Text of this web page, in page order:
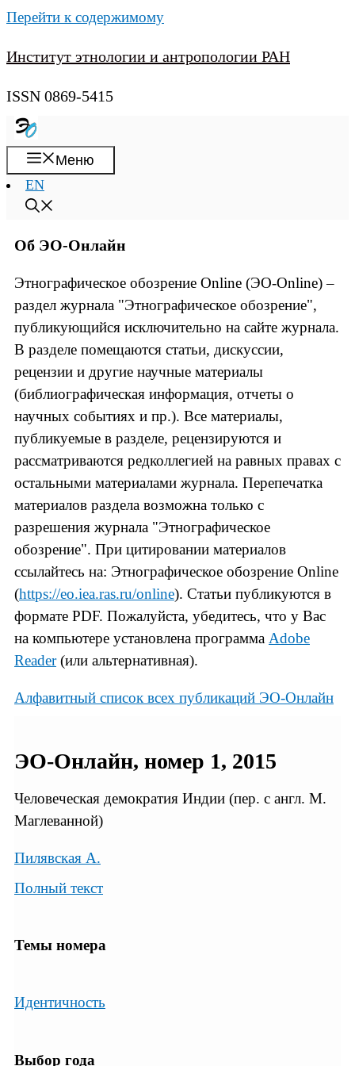
Перейти к содержимому
Институт этнологии и антропологии РАН
ISSN 0869-5415
Меню
EN
Об ЭО-Онлайн
Этнографическое обозрение Online (ЭО-Online) –
раздел журнала "Этнографическое обозрение",
публикующийся исключительно на сайте журнала.
В разделе помещаются статьи, дискуссии,
рецензии и другие научные материалы
(библиографическая информация, отчеты о
научных событиях и пр.). Все материалы,
публикуемые в разделе, рецензируются и
рассматриваются редколлегией на равных правах с
остальными материалами журнала. Перепечатка
материалов раздела возможна только с
разрешения журнала "Этнографическое
обозрение". При цитировании материалов
ссылайтесь на: Этнографическое обозрение Online
(https://eo.iea.ras.ru/online). Статьи публикуются в
формате PDF. Пожалуйста, убедитесь, что у Вас
на компьютере установлена программа Adobe
Reader(или альтернативная).
Алфавитный список всех публикаций ЭО-Онлайн
ЭО-Онлайн, номер 1, 2015
Человеческая демократия Индии (пер. с англ. М.
Маглеванной)
Пилявская А.
Полный текст
Темы номера
Идентичность
Выбор года